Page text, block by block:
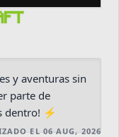
y aventuras sin
parte de
dentro! ⚡
EL 06 AUG, 2026